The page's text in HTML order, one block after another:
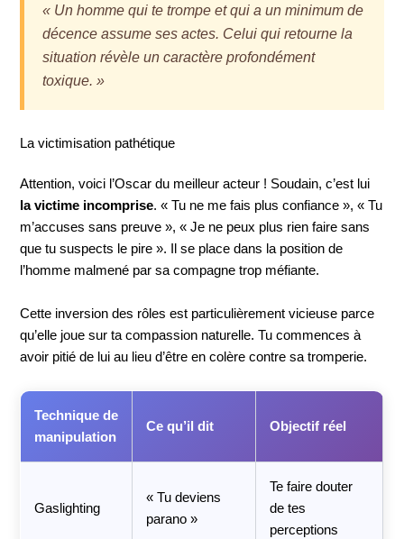
« Un homme qui te trompe et qui a un minimum de
décence assume ses actes. Celui qui retourne la
situation révèle un caractère profondément
toxique. »
La victimisation pathétique
Attention, voici l’Oscar du meilleur acteur ! Soudain, c’est lui
la victime incomprise. « Tu ne me fais plus confiance », « Tu
m’accuses sans preuve », « Je ne peux plus rien faire sans
que tu suspects le pire ». Il se place dans la position de
l’homme malmené par sa compagne trop méfiante.
Cette inversion des rôles est particulièrement vicieuse parce
qu’elle joue sur ta compassion naturelle. Tu commences à
avoir pitié de lui au lieu d’être en colère contre sa tromperie.
Technique de
manipulation
Ce qu’il dit Objectif réel
Gaslighting
« Tu deviens
parano »
Te faire douter
de tes
perceptions